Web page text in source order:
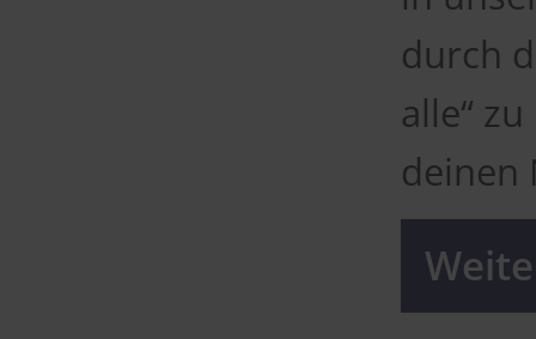
durch
alle“
deinen